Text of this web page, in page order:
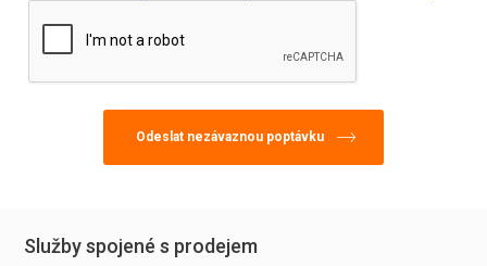
Služby spojené s prodejem